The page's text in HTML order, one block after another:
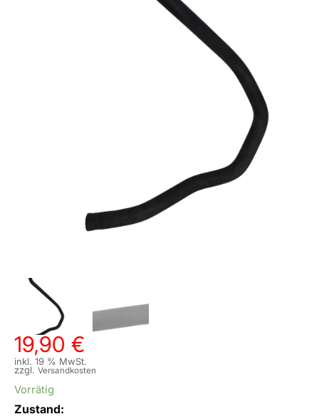
19,90 €
inkl. 19 % MwSt.
zzgl. Versandkosten
Vorrätig
Zustand: